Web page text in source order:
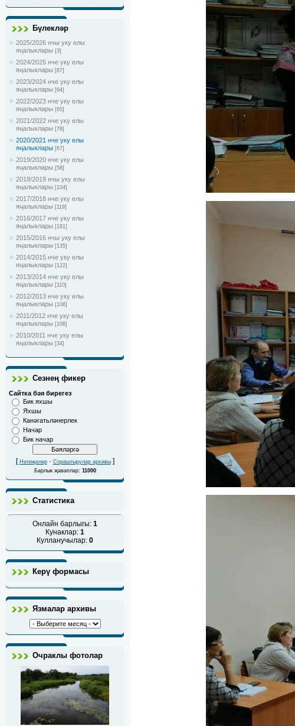
Бүлекләр
2025/2026 нчы уку елы
яңалыклары [3]
2024/2025 нче уку елы
яңалыклары [87]
2023/2024 нче уку елы
яңалыклары [64]
2022/2023 нче уку елы
яңалыклары [65]
2021/2022 нче уку елы
яңалыклары [78]
2020/2021 нче уку елы
яңалыклары [67]
2019/2020 нче уку елы
яңалыклары [58]
2018/2019 нчы уку елы
яңалыклары [104]
2017/2018 нче уку елы
яңалыклары [119]
2016/2017 нче уку елы
яңалыклары [181]
2015/2016 нчы уку елы
яңалыклары [135]
2014/2015 нче уку елы
яңалыклары [122]
2013/2014 нче уку елы
яңалыклары [110]
2012/2013 нче уку елы
яңалыклары [106]
2011/2012 нче уку елы
яңалыклары [108]
2010/2011 нче уку елы
яңалыклары [34]
Сезнең фикер
Сайтка бәя бирегез
Бик яхшы
Яхшы
Канәгатьләнерлек
Начар
Бик начар
[ Нәтиҗәләр· Сораштырулар архивы]
Барлык җаваплар: 11000
Статистика
Онлайн барлыгы: 1
Кунаклар: 1
Кулланучылар: 0
Керү формасы
Язмалар архивы
Очраклы фотолар